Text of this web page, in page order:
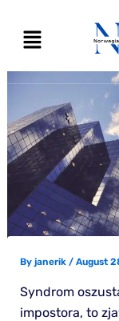
content
Menu
By janerik / August
Syndrom
impostora, to